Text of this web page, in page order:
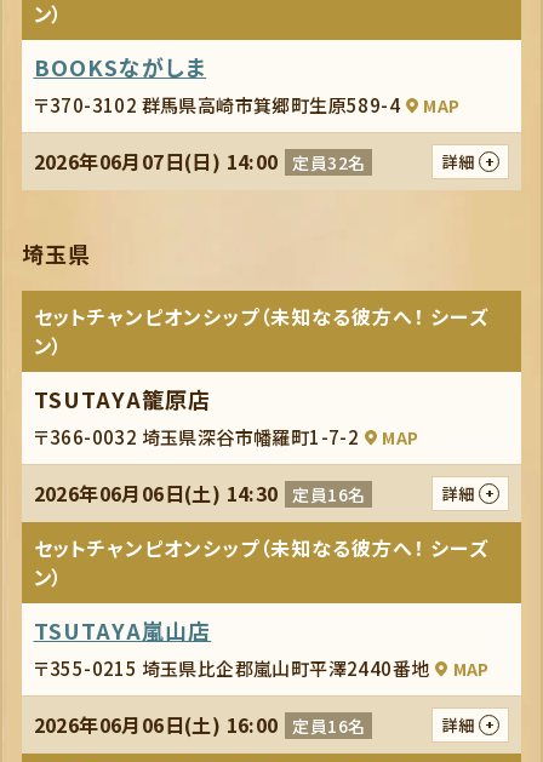
ン）
BOOKSながしま
〒370-3102 群馬県高崎市箕郷町生原589-4 MAP
2026年06月07日(日) 14:00 定員32名 詳細
埼玉県
セットチャンピオンシップ（未知なる彼方へ！ シーズ
ン）
TSUTAYA籠原店
〒366-0032 埼玉県深谷市幡羅町1-7-2 MAP
2026年06月06日(土) 14:30 定員16名 詳細
セットチャンピオンシップ（未知なる彼方へ！ シーズ
ン）
TSUTAYA嵐山店
〒355-0215 埼玉県比企郡嵐山町平澤2440番地 MAP
2026年06月06日(土) 16:00 定員16名 詳細